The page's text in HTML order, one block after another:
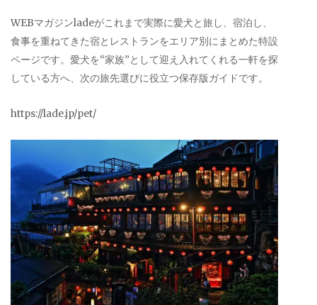
WEBマガジンladeがこれまで実際に愛犬と旅し、宿泊し、
食事を重ねてきた宿とレストランをエリア別にまとめた特設
ページです。愛犬を“家族”として迎え入れてくれる一軒を探
している方へ、次の旅先選びに役立つ保存版ガイドです。
https://lade.jp/pet/